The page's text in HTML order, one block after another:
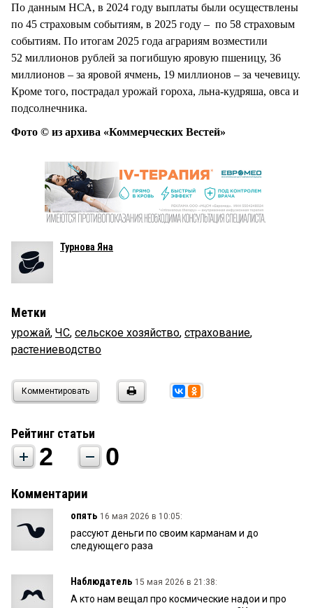
По данным НСА, в 2024 году выплаты были осуществлены
по 45 страховым событиям, в 2025 году – по 58 страховым
событиям. По итогам 2025 года аграриям возместили
52 миллионов рублей за погибшую яровую пшеницу, 36
миллионов – за яровой ячмень, 19 миллионов – за чечевицу.
Кроме того, пострадал урожай гороха, льна-кудряша, овса и
подсолнечника.
Фото © из архива «Коммерческих Вестей»
Турнова Яна
Метки
урожай, ЧС, сельское хозяйство, страхование,
растениеводство
Комментировать
Рейтинг статьи
2 0
Комментарии
опять 16 мая 2026 в 10:05:
рассуют деньги по своим карманам и до
следующего раза
Наблюдатель 15 мая 2026 в 21:38:
А кто нам вещал про космические надои и про